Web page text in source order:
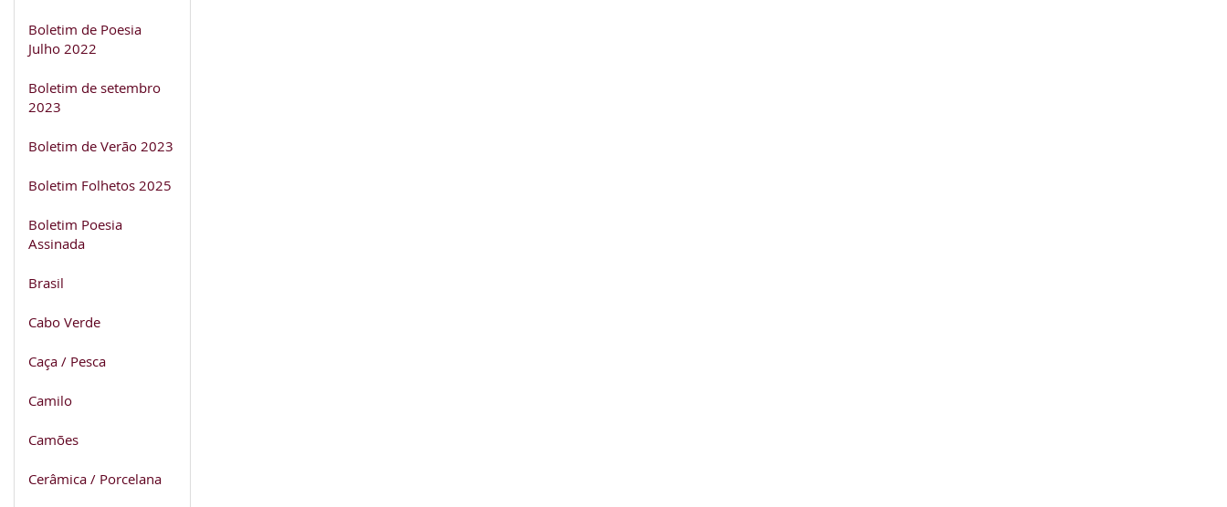
Boletim de Poesia
Julho 2022
Boletim de setembro
2023
Boletim de Verão 2023
Boletim Folhetos 2025
Boletim Poesia
Assinada
Brasil
Cabo Verde
Caça / Pesca
Camilo
Camões
Cerâmica / Porcelana